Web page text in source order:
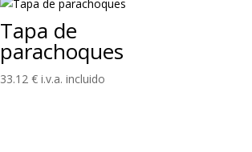
Tapa de
parachoques
33.12€ i.v.a. incluido